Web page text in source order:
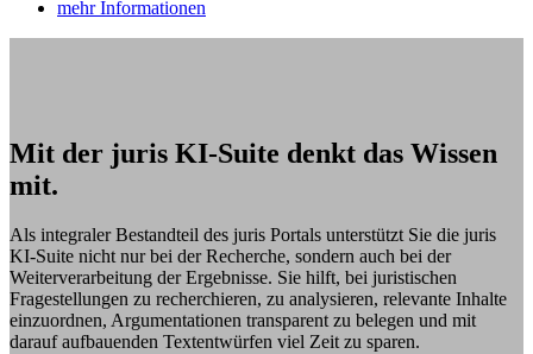
mehr Informationen
Mit der juris KI-Suite denkt das Wissen
mit.
Als integraler Bestandteil des juris Portals unterstützt Sie die juris
KI-Suite nicht nur bei der Recherche, sondern auch bei der
Weiterverarbeitung der Ergebnisse. Sie hilft, bei juristischen
Fragestellungen zu recherchieren, zu analysieren, relevante Inhalte
einzuordnen, Argumentationen transparent zu belegen und mit
darauf aufbauenden Textentwürfen viel Zeit zu sparen.